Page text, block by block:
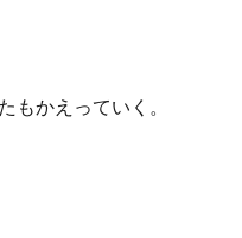
もかえっていく。